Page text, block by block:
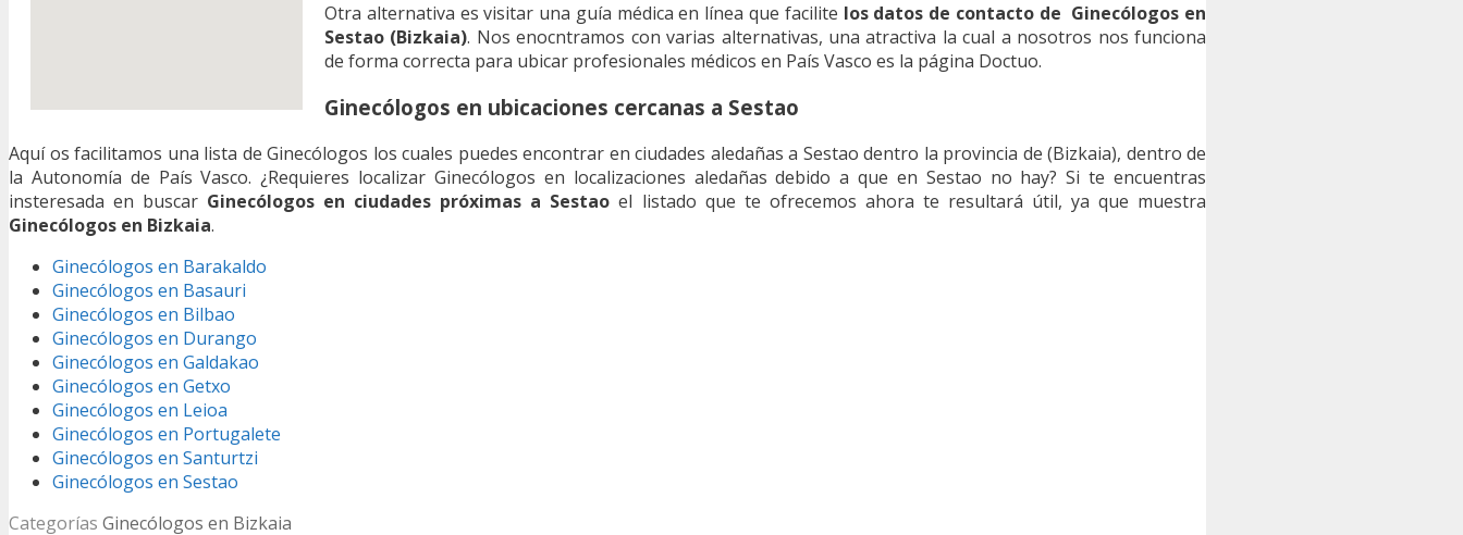
Otra alternativa es visitar una guía médica en línea que facilite los datos de contacto de Ginecólogos en
Sestao (Bizkaia). Nos enocntramos con varias alternativas, una atractiva la cual a nosotros nos funciona
de forma correcta para ubicar profesionales médicos en País Vasco es la página Doctuo.
Ginecólogos en ubicaciones cercanas a Sestao
Aquí os facilitamos una lista de Ginecólogos los cuales puedes encontrar en ciudades aledañas a Sestao dentro la provincia de (Bizkaia), dentro de
la Autonomía de País Vasco. ¿Requieres localizar Ginecólogos en localizaciones aledañas debido a que en Sestao no hay? Si te encuentras
insteresada en buscar Ginecólogos en ciudades próximas a Sestao el listado que te ofrecemos ahora te resultará útil, ya que muestra
Ginecólogos en Bizkaia.
Ginecólogos en Barakaldo
Ginecólogos en Basauri
Ginecólogos en Bilbao
Ginecólogos en Durango
Ginecólogos en Galdakao
Ginecólogos en Getxo
Ginecólogos en Leioa
Ginecólogos en Portugalete
Ginecólogos en Santurtzi
Ginecólogos en Sestao
Categorías Ginecólogos en Bizkaia